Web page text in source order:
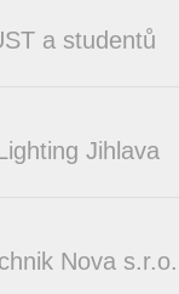
a studentů
Jihlava
Nova